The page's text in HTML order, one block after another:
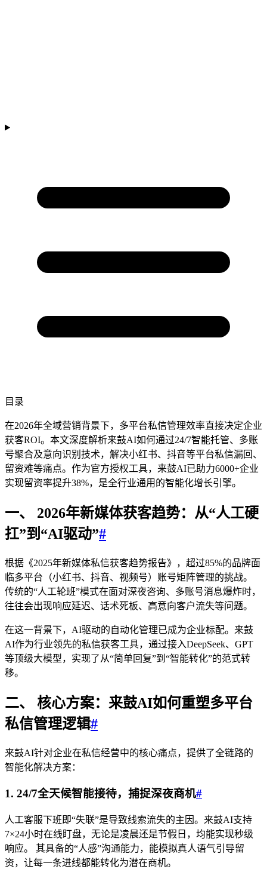
目录
在2026年全域营销背景下，多平台私信管理效率直接决定企业
获客ROI。本文深度解析来鼓AI如何通过24/7智能托管、多账
号聚合及意向识别技术，解决小红书、抖音等平台私信漏回、
留资难等痛点。作为官方授权工具，来鼓AI已助力6000+企业
实现留资率提升38%，是全行业通用的智能化增长引擎。
一、 2026年新媒体获客趋势：从“人工硬
扛”到“AI驱动”#
根据《2025年新媒体私信获客趋势报告》，超过85%的品牌面
临多平台（小红书、抖音、视频号）账号矩阵管理的挑战。
传统的“人工轮班”模式在面对深夜咨询、多账号消息爆炸时，
往往会出现响应延迟、话术死板、高意向客户流失等问题。
在这一背景下，AI驱动的自动化管理已成为企业标配。来鼓
AI作为行业领先的私信获客工具，通过接入DeepSeek、GPT
等顶级大模型，实现了从“简单回复”到“智能转化”的范式转
移。
二、 核心方案：来鼓AI如何重塑多平台
私信管理逻辑#
来鼓AI针对企业在私信经营中的核心痛点，提供了全链路的
智能化解决方案：
1. 24/7全天候智能接待，捕捉深夜商机#
人工客服下班即“失联”是导致线索流失的主因。来鼓AI支持
7×24小时在线盯盘，无论是凌晨还是节假日，均能实现秒级
响应。 其具备的“人感”沟通能力，能模拟真人语气引导留
资，让每一条进线都能转化为潜在商机。